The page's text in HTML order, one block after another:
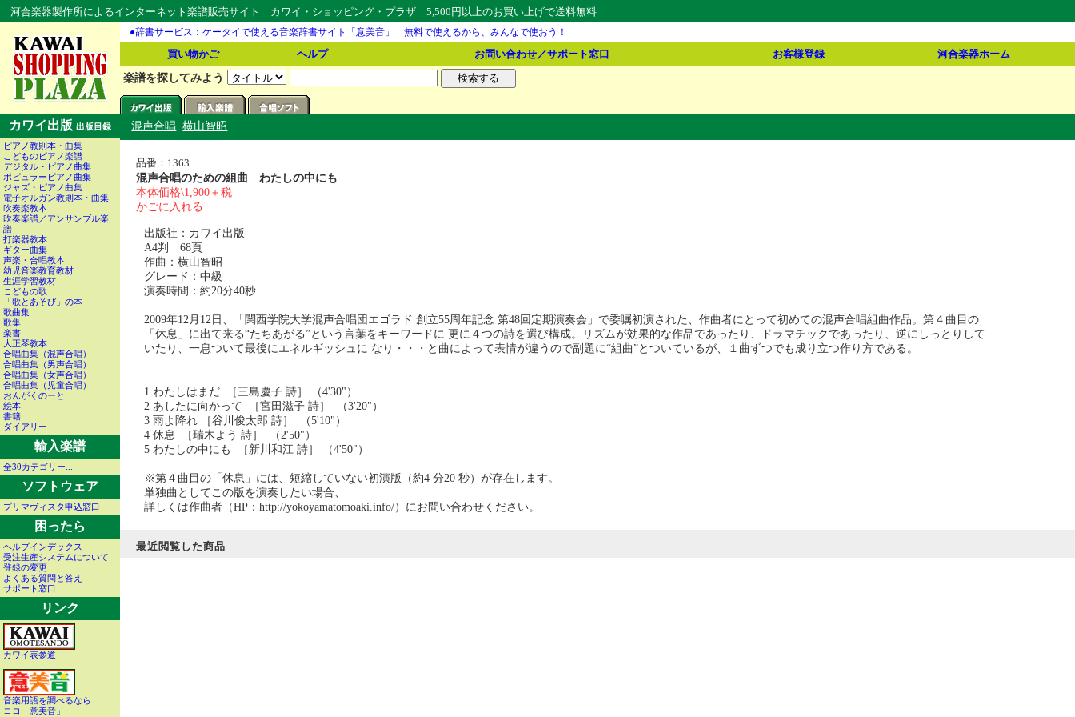
河合楽器製作所によるインターネット楽譜販売サイト カワイ・ショッピング・プラザ 5,500円以上のお買い上げで送料無料
●辞書サービス：ケータイで使える音楽辞書サイト「意美音」 無料で使えるから、みんなで使おう！
買い物かご ヘルプ お問い合わせ／サポート窓口 お客様登録 河合楽器ホーム
楽譜を探してみよう
カワイ出版 出版目録
ピアノ教則本・曲集
こどものピアノ楽譜
デジタル・ピアノ曲集
ポピュラーピアノ曲集
ジャズ・ピアノ曲集
電子オルガン教則本・曲集
吹奏楽教本
吹奏楽譜／アンサンブル楽
譜
打楽器教本
ギター曲集
声楽・合唱教本
幼児音楽教育教材
生涯学習教材
こどもの歌
「歌とあそび」の本
歌曲集
歌集
楽書
大正琴教本
合唱曲集（混声合唱）
合唱曲集（男声合唱）
合唱曲集（女声合唱）
合唱曲集（児童合唱）
おんがくのーと
絵本
書籍
ダイアリー
輸入楽譜
全30カテゴリー...
ソフトウェア
プリマヴィスタ申込窓口
困ったら
ヘルプインデックス
受注生産システムについて
登録の変更
よくある質問と答え
サポート窓口
リンク
カワイ表参道
音楽用語を調べるなら
ココ「意美音」
混声合唱 横山智昭
品番：1363
混声合唱のための組曲 わたしの中にも
本体価格\1,900＋税
かごに入れる
出版社：カワイ出版
A4判 68頁
作曲：横山智昭
グレード：中級
演奏時間：約20分40秒
2009年12月12日、「関西学院大学混声合唱団エゴラド 創立55周年記念 第48回定期演奏会」で委嘱初演された、作曲者にとって初めての混声合唱組曲作品。第４曲目の
「休息」に出て来る“たちあがる”という言葉をキーワードに 更に４つの詩を選び構成。リズムが効果的な作品であったり、ドラマチックであったり、逆にしっとりして
いたり、一息ついて最後にエネルギッシュに なり・・・と曲によって表情が違うので副題に“組曲”とついているが、１曲ずつでも成り立つ作り方である。
1 わたしはまだ ［三島慶子 詩］ （4'30"）
2 あしたに向かって ［宮田滋子 詩］ （3'20"）
3 雨よ降れ ［谷川俊太郎 詩］ （5'10"）
4 休息 ［瑞木よう 詩］ （2'50"）
5 わたしの中にも ［新川和江 詩］ （4'50"）
※第４曲目の「休息」には、短縮していない初演版（約4 分20 秒）が存在します。
単独曲としてこの版を演奏したい場合、
詳しくは作曲者（HP：http://yokoyamatomoaki.info/）にお問い合わせください。
最近閲覧した商品